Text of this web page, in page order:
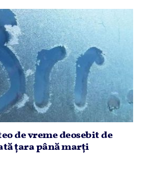
de vreme deosebit de
ţara până marţi